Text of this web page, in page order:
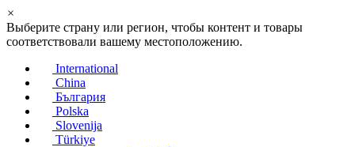
×
Выберите страну или регион, чтобы контент и товары
соответствовали вашему местоположению.
International
China
България
Polska
Slovenija
Türkiye